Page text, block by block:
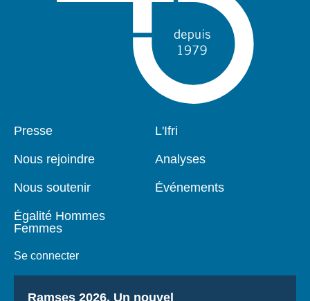
Pied
Presse
Nous rejoindre
Nous soutenir
Égalité Hommes
Femmes
Se connecter
Navigation
L'Ifri
Analyses
Événements
Titre
Ramses 2026, Un nouvel